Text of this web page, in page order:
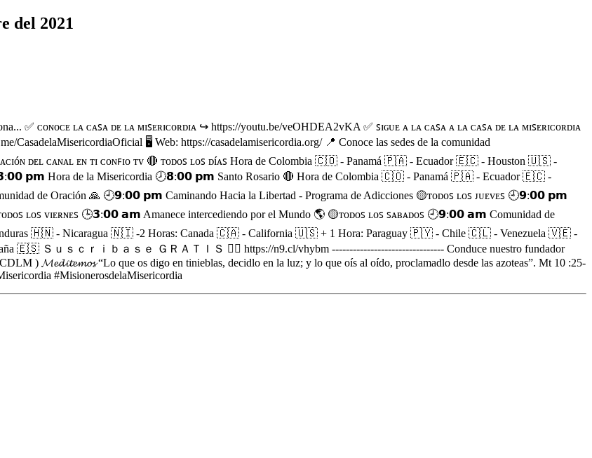
del 2021
✅ ᴄᴏɴᴏᴄᴇ ʟᴀ ᴄᴀꜱᴀ ᴅᴇ ʟᴀ ᴍɪꜱᴇʀɪᴄᴏʀᴅɪᴀ ↪️ https://youtu.be/veOHDEA2vKA ✅ ꜱɪɢᴜᴇ ᴀ ʟᴀ ᴄᴀꜱᴀ ᴀ ʟᴀ ᴄᴀꜱᴀ ᴅᴇ ʟᴀ ᴍɪꜱᴇʀɪᴄᴏʀᴅɪᴀ
CasadelaMisericordiaOficial 🖥️ Web: https://casadelamisericordia.org/ 📍 Conoce las sedes de la comunidad
ᴅᴇʟ ᴄᴀɴᴀʟ ᴇɴ ᴛɪ ᴄᴏɴꜰɪᴏ ᴛᴠ 🔴 ᴛᴏᴅᴏꜱ ʟᴏꜱ ᴅíᴀꜱ Hora de Colombia 🇨🇴 - Panamá 🇵🇦 - Ecuador 🇪🇨 - Houston 🇺🇸 -
𝗽𝗺 Hora de la Misericordia 🕗𝟴:𝟬𝟬 𝗽𝗺 Santo Rosario 🔴 Hora de Colombia 🇨🇴 - Panamá 🇵🇦 - Ecuador 🇪🇨 -
de Oración 🙏 🕘𝟵:𝟬𝟬 𝗽𝗺 Caminando Hacia la Libertad - Programa de Adicciones 🟡ᴛᴏᴅᴏꜱ ʟᴏꜱ ᴊᴜᴇᴠᴇꜱ 🕘𝟵:𝟬𝟬 𝗽𝗺
ʟᴏꜱ ᴠɪᴇʀɴᴇꜱ 🕒𝟯:𝟬𝟬 𝗮𝗺 Amanece intercediendo por el Mundo 🌎 🟡ᴛᴏᴅᴏꜱ ʟᴏꜱ ꜱᴀʙᴀᴅᴏꜱ 🕘𝟵:𝟬𝟬 𝗮𝗺 Comunidad de
Honduras 🇭🇳 - Nicaragua 🇳🇮 -2 Horas: Canada 🇨🇦 - California 🇺🇸 + 1 Hora: Paraguay 🇵🇾 - Chile 🇨🇱 - Venezuela 🇻🇪 -
Ｓｕｓｃｒｉｂａｓｅ ＧＲＡＴＩＳ 👇🏼 https://n9.cl/vhybm -------------------------------- Conduce nuestro fundador
) 𝓜𝓮𝓭𝓲𝓽𝓮𝓶𝓸𝓼 “Lo que os digo en tinieblas, decidlo en la luz; y lo que oís al oído, proclamadlo desde las azoteas”. Mt 10 :25-
#MisionerosdelaMisericordia